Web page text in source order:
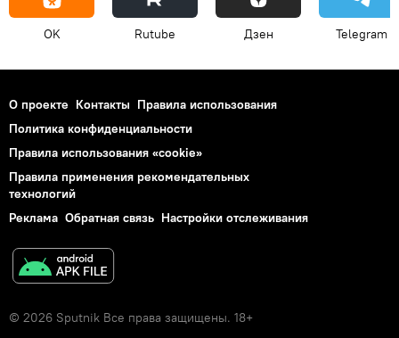
OK Rutube Дзен Telegram
О проекте Контакты Правила использования
Политика конфиденциальности
Правила использования «cookie»
Правила применения рекомендательных
технологий
Реклама Обратная связь Настройки отслеживания
© 2026 Sputnik Все права защищены. 18+